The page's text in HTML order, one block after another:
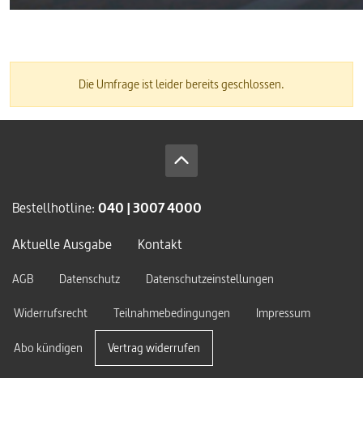
Die Umfrage ist leider bereits geschlossen.
Bestellhotline: 040 | 3007 4000
Aktuelle Ausgabe
Kontakt
AGB Datenschutz
Datenschutzeinstellungen
Widerrufsrecht
Teilnahmebedingungen Impressum
Abo kündigen Vertrag widerrufen